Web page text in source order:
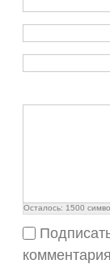
Осталось: 1500